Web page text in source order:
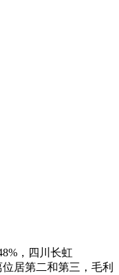
，四川长虹
位居第二和第三，毛利